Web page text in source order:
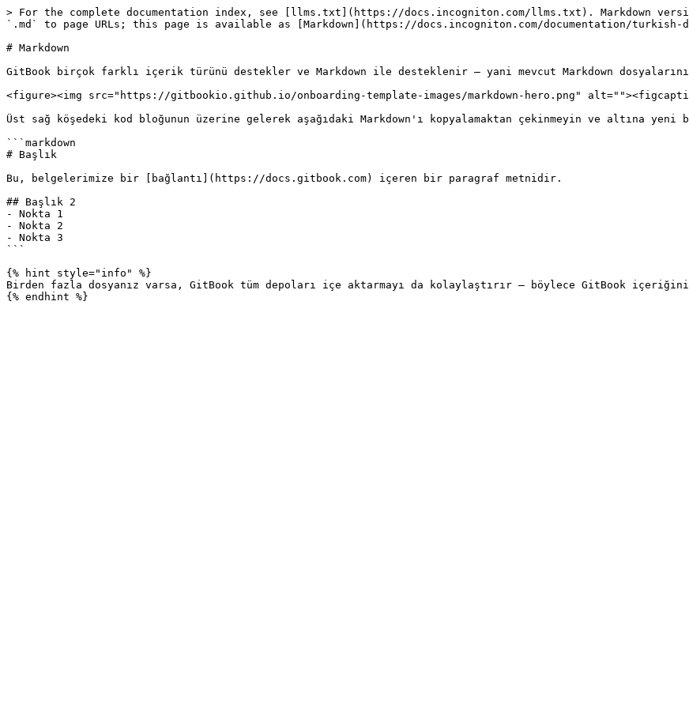
> For the complete documentation index, see [llms.txt](https://docs.incogniton.com/llms.txt). Markdown
`.md` to page URLs; this page is available as [Markdown](https://docs.incogniton.com/documentation/turkish-
# Markdown
GitBook birçok farklı içerik türünü destekler ve Markdown ile desteklenir — yani mevcut Markdown
<figure><img src="https://gitbookio.github.io/onboarding-template-images/markdown-hero.png"
Üst sağ köşedeki kod bloğunun üzerine gelerek aşağıdaki Markdown'ı kopyalamaktan çekinmeyin ve altına
```markdown
# Başlık
Bu, belgelerimize bir [bağlantı](https://docs.gitbook.com) içeren bir paragraf metnidir.
## Başlık 2
- Nokta 1
- Nokta 2
- Nokta 3
```
{% hint style="info" %}
Birden fazla dosyanız varsa, GitBook tüm depoları içe aktarmayı da kolaylaştırır — böylece GitBook